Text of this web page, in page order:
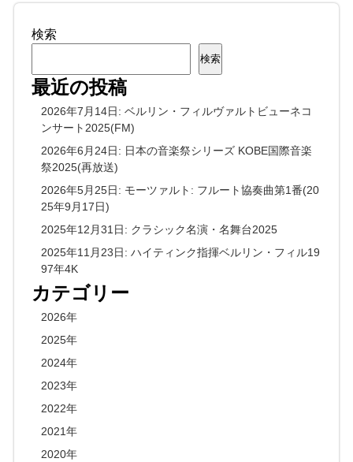
検索
検索
最近の投稿
2026年7月14日: ベルリン・フィルヴァルトビューネコ
ンサート2025(FM)
2026年6月24日: 日本の音楽祭シリーズ KOBE国際音楽
祭2025(再放送)
2026年5月25日: モーツァルト: フルート協奏曲第1番(20
25年9月17日)
2025年12月31日: クラシック名演・名舞台2025
2025年11月23日: ハイティンク指揮ベルリン・フィル19
97年4K
カテゴリー
2026年
2025年
2024年
2023年
2022年
2021年
2020年